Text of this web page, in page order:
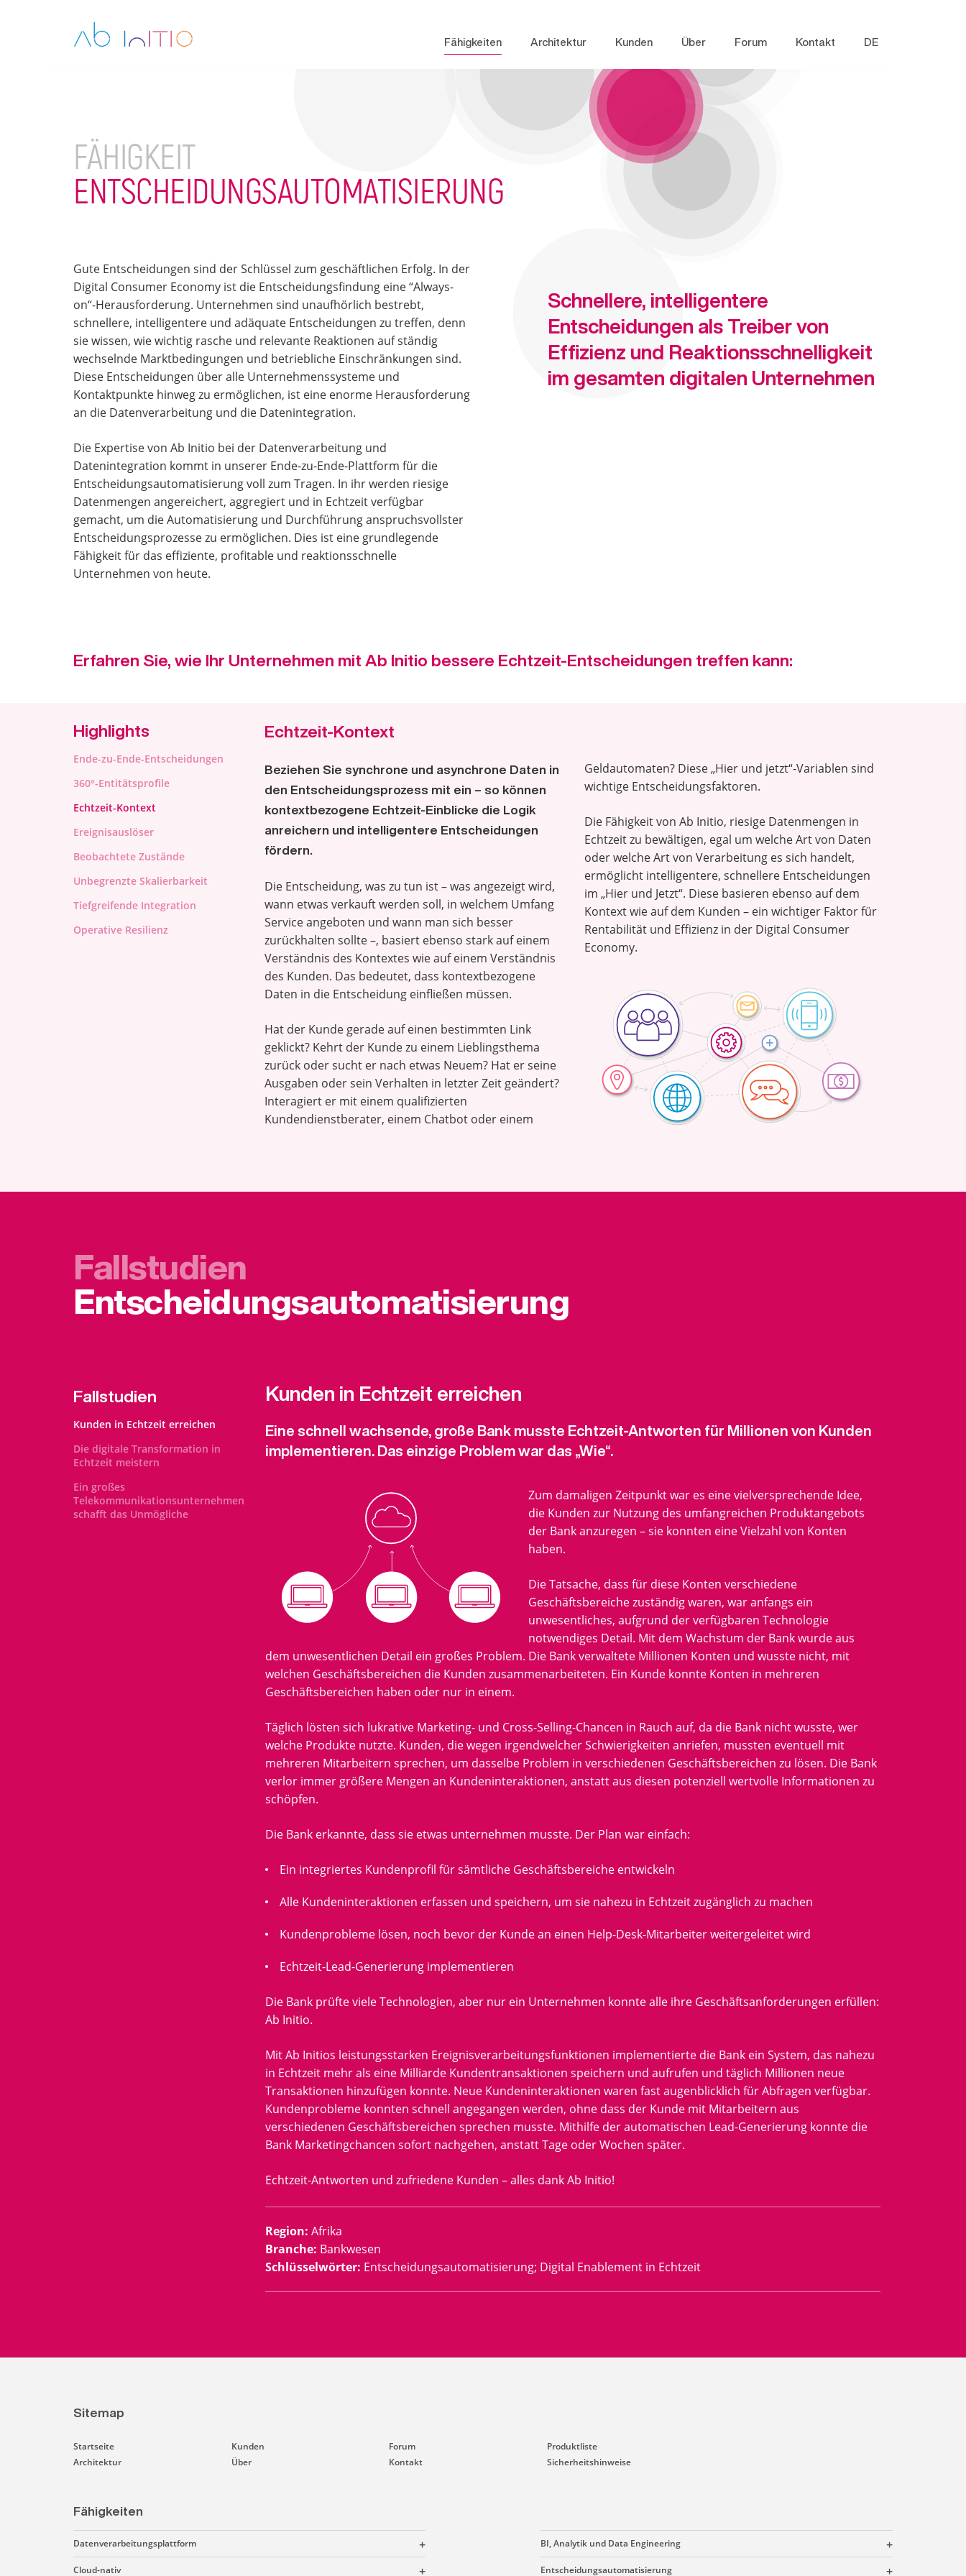
Fähigkeiten Architektur Kunden Über Forum Kontakt DE
FÄHIGKEIT
ENTSCHEIDUNGSAUTOMATISIERUNG
Gute Entscheidungen sind der Schlüssel zum geschäftlichen Erfolg. In der
Digital Consumer Economy ist die Entscheidungsfindung eine “Always-
on“-Herausforderung. Unternehmen sind unaufhörlich bestrebt,
schnellere, intelligentere und adäquate Entscheidungen zu treffen, denn
sie wissen, wie wichtig rasche und relevante Reaktionen auf ständig
wechselnde Marktbedingungen und betriebliche Einschränkungen sind.
Diese Entscheidungen über alle Unternehmenssysteme und
Kontaktpunkte hinweg zu ermöglichen, ist eine enorme Herausforderung
an die Datenverarbeitung und die Datenintegration.
Die Expertise von Ab Initio bei der Datenverarbeitung und
Datenintegration kommt in unserer Ende-zu-Ende-Plattform für die
Entscheidungsautomatisierung voll zum Tragen. In ihr werden riesige
Datenmengen angereichert, aggregiert und in Echtzeit verfügbar
gemacht, um die Automatisierung und Durchführung anspruchsvollster
Entscheidungsprozesse zu ermöglichen. Dies ist eine grundlegende
Fähigkeit für das effiziente, profitable und reaktionsschnelle
Unternehmen von heute.
Schnellere, intelligentere
Entscheidungen als Treiber von
Effizienz und Reaktionsschnelligkeit
im gesamten digitalen Unternehmen
Erfahren Sie, wie Ihr Unternehmen mit Ab Initio bessere Echtzeit-Entscheidungen treffen kann:
Highlights
Ende-zu-Ende-Entscheidungen
360°-Entitätsprofile
Echtzeit-Kontext
Ereignisauslöser
Beobachtete Zustände
Unbegrenzte Skalierbarkeit
Tiefgreifende Integration
Operative Resilienz
Echtzeit-Kontext
Beziehen Sie synchrone und asynchrone Daten in
den Entscheidungsprozess mit ein – so können
kontextbezogene Echtzeit-Einblicke die Logik
anreichern und intelligentere Entscheidungen
fördern.
Die Entscheidung, was zu tun ist – was angezeigt wird,
wann etwas verkauft werden soll, in welchem Umfang
Service angeboten und wann man sich besser
zurückhalten sollte –, basiert ebenso stark auf einem
Verständnis des Kontextes wie auf einem Verständnis
des Kunden. Das bedeutet, dass kontextbezogene
Daten in die Entscheidung einfließen müssen.
Hat der Kunde gerade auf einen bestimmten Link
geklickt? Kehrt der Kunde zu einem Lieblingsthema
zurück oder sucht er nach etwas Neuem? Hat er seine
Ausgaben oder sein Verhalten in letzter Zeit geändert?
Interagiert er mit einem qualifizierten
Kundendienstberater, einem Chatbot oder einem
Geldautomaten? Diese „Hier und jetzt“-Variablen sind
wichtige Entscheidungsfaktoren.
Die Fähigkeit von Ab Initio, riesige Datenmengen in
Echtzeit zu bewältigen, egal um welche Art von Daten
oder welche Art von Verarbeitung es sich handelt,
ermöglicht intelligentere, schnellere Entscheidungen
im „Hier und Jetzt“. Diese basieren ebenso auf dem
Kontext wie auf dem Kunden – ein wichtiger Faktor für
Rentabilität und Effizienz in der Digital Consumer
Economy.
Fallstudien
Entscheidungsautomatisierung
Fallstudien
Kunden in Echtzeit erreichen
Die digitale Transformation in
Echtzeit meistern
Ein großes
Telekommunikationsunternehmen
schafft das Unmögliche
Kunden in Echtzeit erreichen
Eine schnell wachsende, große Bank musste Echtzeit-Antworten für Millionen von Kunden
implementieren. Das einzige Problem war das „Wie“.
Zum damaligen Zeitpunkt war es eine vielversprechende Idee,
die Kunden zur Nutzung des umfangreichen Produktangebots
der Bank anzuregen – sie konnten eine Vielzahl von Konten
haben.
Die Tatsache, dass für diese Konten verschiedene
Geschäftsbereiche zuständig waren, war anfangs ein
unwesentliches, aufgrund der verfügbaren Technologie
notwendiges Detail. Mit dem Wachstum der Bank wurde aus
dem unwesentlichen Detail ein großes Problem. Die Bank verwaltete Millionen Konten und wusste nicht, mit
welchen Geschäftsbereichen die Kunden zusammenarbeiteten. Ein Kunde konnte Konten in mehreren
Geschäftsbereichen haben oder nur in einem.
Täglich lösten sich lukrative Marketing- und Cross-Selling-Chancen in Rauch auf, da die Bank nicht wusste, wer
welche Produkte nutzte. Kunden, die wegen irgendwelcher Schwierigkeiten anriefen, mussten eventuell mit
mehreren Mitarbeitern sprechen, um dasselbe Problem in verschiedenen Geschäftsbereichen zu lösen. Die Bank
verlor immer größere Mengen an Kundeninteraktionen, anstatt aus diesen potenziell wertvolle Informationen zu
schöpfen.
Die Bank erkannte, dass sie etwas unternehmen musste. Der Plan war einfach:
Ein integriertes Kundenprofil für sämtliche Geschäftsbereiche entwickeln
Alle Kundeninteraktionen erfassen und speichern, um sie nahezu in Echtzeit zugänglich zu machen
Kundenprobleme lösen, noch bevor der Kunde an einen Help-Desk-Mitarbeiter weitergeleitet wird
Echtzeit-Lead-Generierung implementieren
Die Bank prüfte viele Technologien, aber nur ein Unternehmen konnte alle ihre Geschäftsanforderungen erfüllen:
Ab Initio.
Mit Ab Initios leistungsstarken Ereignisverarbeitungsfunktionen implementierte die Bank ein System, das nahezu
in Echtzeit mehr als eine Milliarde Kundentransaktionen speichern und aufrufen und täglich Millionen neue
Transaktionen hinzufügen konnte. Neue Kundeninteraktionen waren fast augenblicklich für Abfragen verfügbar.
Kundenprobleme konnten schnell angegangen werden, ohne dass der Kunde mit Mitarbeitern aus
verschiedenen Geschäftsbereichen sprechen musste. Mithilfe der automatischen Lead-Generierung konnte die
Bank Marketingchancen sofort nachgehen, anstatt Tage oder Wochen später.
Echtzeit-Antworten und zufriedene Kunden – alles dank Ab Initio!
Region: Afrika
Branche: Bankwesen
Schlüsselwörter: Entscheidungsautomatisierung; Digital Enablement in Echtzeit
Sitemap
Startseite
Architektur
Kunden
Über
Forum
Kontakt
Produktliste
Sicherheitshinweise
Fähigkeiten
Datenverarbeitungsplattform
Cloud-nativ
BI, Analytik und Data Engineering
Entscheidungsautomatisierung